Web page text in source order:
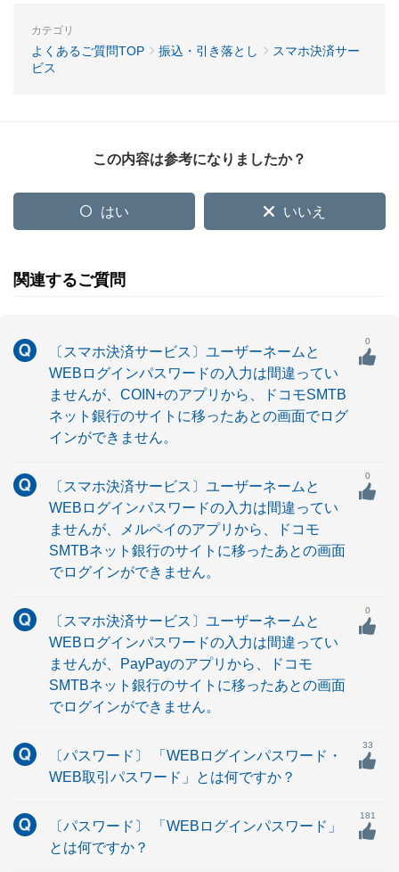
カテゴリ
よくあるご質問TOP 振込・引き落とし
スマホ決済サー
ビス
この内容は参考になりましたか？
はい いいえ
関連するご質問
〔スマホ決済サービス〕ユーザーネームと
WEBログインパスワードの入力は間違ってい
ませんが、COIN+のアプリから、ドコモSMTB
ネット銀行のサイトに移ったあとの画面でログ
インができません。
0
〔スマホ決済サービス〕ユーザーネームと
WEBログインパスワードの入力は間違ってい
ませんが、メルペイのアプリから、ドコモ
SMTBネット銀行のサイトに移ったあとの画面
でログインができません。
0
〔スマホ決済サービス〕ユーザーネームと
WEBログインパスワードの入力は間違ってい
ませんが、PayPayのアプリから、ドコモ
SMTBネット銀行のサイトに移ったあとの画面
でログインができません。
0
〔パスワード〕 「WEBログインパスワード・
WEB取引パスワード」とは何ですか？
33
〔パスワード〕 「WEBログインパスワード」
とは何ですか？
181